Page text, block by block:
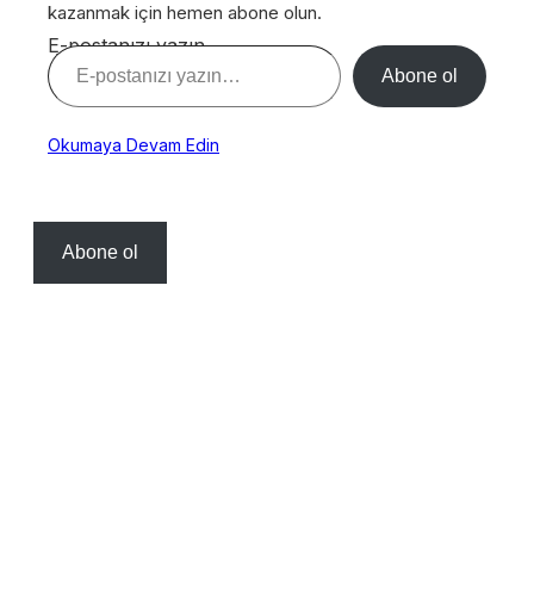
kazanmak için hemen abone olun.
E-postanızı yazın…
Abone ol
Okumaya Devam Edin
Abone ol